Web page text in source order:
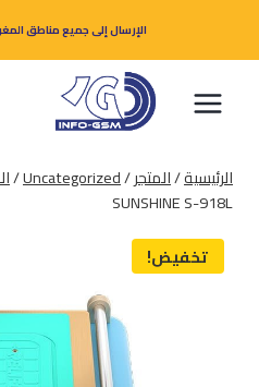
المحتوى
الإرسال إلى جميع مناطق المغرب
الرئيسية/المتجر/
Uncategorized
/
SUNSHINE S-918L
تخفيض!